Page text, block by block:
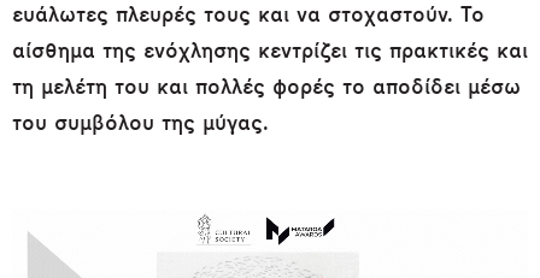
ευάλωτες πλευρές τους και να στοχαστούν. Το
αίσθημα της ενόχλησης κεντρίζει τις πρακτικές και
τη μελέτη του και πολλές φορές το αποδίδει μέσω
του συμβόλου της μύγας.